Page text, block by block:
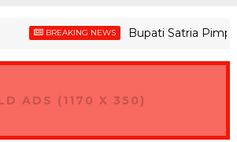
BREAKING NEWS Bupati Satria Pimpin
ADS (1170 X 350)